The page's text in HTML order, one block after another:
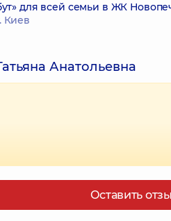
для всей семьи в ЖК
Киев
Анатольевна
Оставить